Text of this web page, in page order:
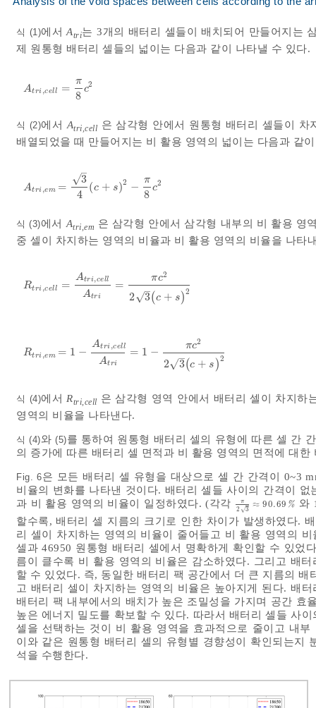
식 (1)에서Atri는 3개의 배터리 셀들이 배치되어 만들어지는
제 원통형 배터리 셀들의 넓이는 다음과 같이 나타낼 수 있다.
Atri ,cell =
π
8
c2
Atr i,ce ll =π8
식 (2)에서 Atri,cell 은 삼각형 안에서 원통형 배터리 셀들이
배열되었을 때 만들어지는 비 활용 영역의 넓이는 다음과 같
Atri ,em =
3
–
√
4
(c + s)2 −
π
8
c2
A ri, em=34(c+s )2- π8c
식 (3)에서 Atri,em 은 삼각형 안에서 삼각형 내부의 비 활용 영
중 셀이 차지하는 영역의 비율과 비 활용 영역의 비율을 나타
Rtri ,cell =
Atri,cell
Atri
=
πc2
2 3
–
√ (c + s )2
Rt ri,c ell =Atri,cell Atri =πc223(
Rtri ,em = 1 −
Atri ,cell
Atri
= 1 −
πc2
2 3
–
√ (c + s )2
R tri e m =1-Atri,cel lAtr =1-πc223(c+
식 (4)에서 Rtri,cell 은 삼각형 영역 안에서 배터리 셀이 차지하
영역의 비율을 나타낸다.
식 (4)와(5)를 통하여 원통형 배터리 셀의 유형에 따른 셀 간
의 증가에 따른 배터리 셀 면적과 비 활용 영역의 면적에 대한
Fig. 6은 모든 배터리 셀 유형을 대상으로 셀 간 간격이 0~3
비율의 변화를 나타낸 것이다. 배터리 셀들 사이의 간격이
과 비 활용 영역의 비율이 일정하였다. (각각
π
2 3
√ ≈ 90.69 %
π23 ≈90.69% 와
할수록, 배터리 셀 지름의 크기로 인한 차이가 발생하였다.
리 셀이 차지하는 영역의 비율이 줄어들고 비 활용 영역의
셀과 46950 원통형 배터리 셀에서 명확하게 확인할 수 있었
름이 클수록 비 활용 영역의 비율은 감소하였다. 그리고 배
할 수 있었다. 즉, 동일한 배터리 팩 공간에서 더 큰 지름의
고 배터리 셀이 차지하는 영역의 비율은 높아지게 된다. 배
배터리 팩 내부에서의 배치가 높은 조밀성을 가지며 공간 효
높은 에너지 밀도를 확보할 수 있다. 따라서 배터리 셀들 사
셀을 선택하는 것이 비 활용 영역을 효과적으로 줄이고 내
이와 같은 원통형 배터리 셀의 유형별 경향성이 확인되는지
석을 수행한다.